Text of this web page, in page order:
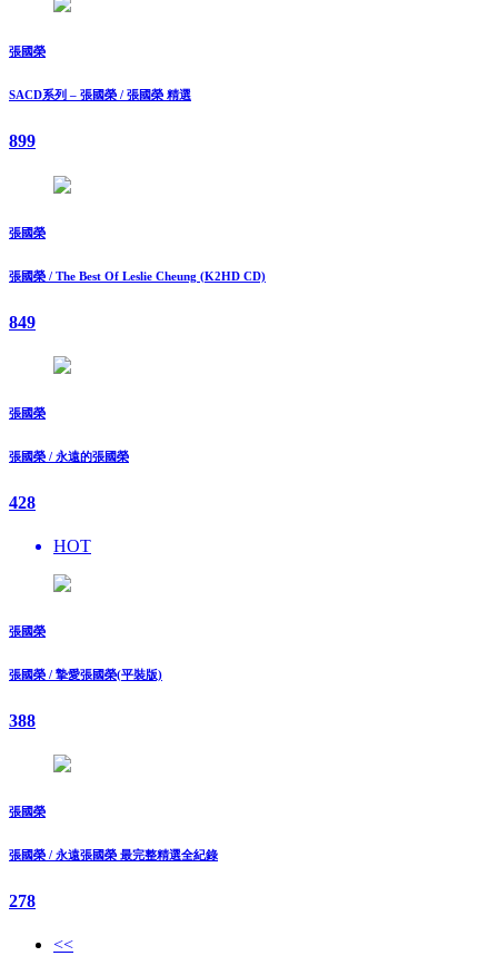
張國榮
SACD系列 – 張國榮 / 張國榮 精選
899
張國榮
張國榮 / The Best Of Leslie Cheung (K2HD CD)
849
張國榮
張國榮 / 永遠的張國榮
428
HOT
張國榮
張國榮 / 摯愛張國榮(平裝版)
388
張國榮
張國榮 / 永遠張國榮 最完整精選全紀錄
278
<<